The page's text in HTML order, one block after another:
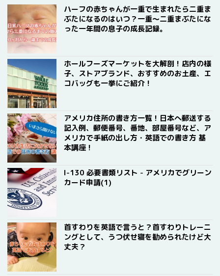
ハーフの赤ちゃんが一重で生まれたら二重ま
ぶたになるのはいつ？一重〜二重まぶたにな
った一年間の息子の成長記録。
ホールフーズマーケットを大解剖！店内の様
子、ストアブランド、おすすめのお土産、エ
コバッグも一挙にご紹介！
アメリカ住所の書き方一覧！日本へ郵送する
記入例、郵便番号、番地、部屋番号など、ア
メリカで手紙の出し方・英語での書き方 基
本講座！
I-130 必要書類リスト - アメリカでグリーン
カード申請(1)
首すわりを英語で言うと？首すわりトレーニ
ングとして、うつ伏せ寝を勧められたけど大
丈夫？